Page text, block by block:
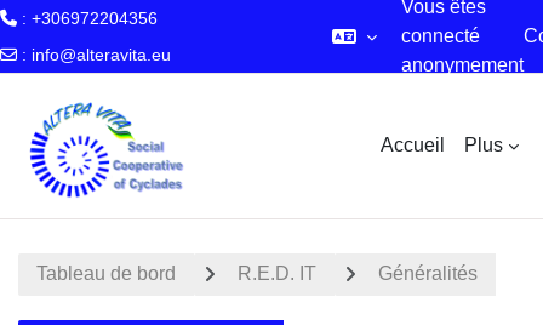
: +306972204356
: info@alteravita.eu
Vous êtes
connecté
anonymement
Accueil Plus
Tableau de bord R.E.D. IT Généralités